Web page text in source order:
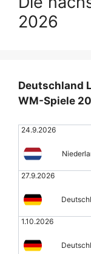
2026
Deutschland
WM-Spiele
24.9.2026
27.9.2026
1.10.2026